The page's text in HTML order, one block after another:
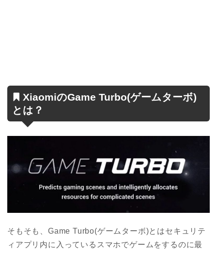
XiaomiのGame Turbo(ゲームターボ)
とは？
そもそも、Game Turbo(ゲームターボ)とはセキュリテ
ィアプリ内に入っているスマホでゲームをするのに最